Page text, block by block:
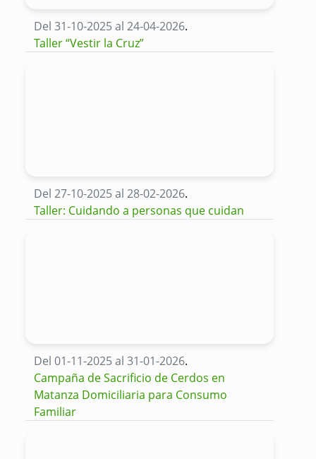
Del 31-10-2025 al 24-04-2026.
Taller “Vestir la Cruz”
Del 27-10-2025 al 28-02-2026.
Taller: Cuidando a personas que cuidan
Del 01-11-2025 al 31-01-2026.
Campaña de Sacrificio de Cerdos en
Matanza Domiciliaria para Consumo
Familiar